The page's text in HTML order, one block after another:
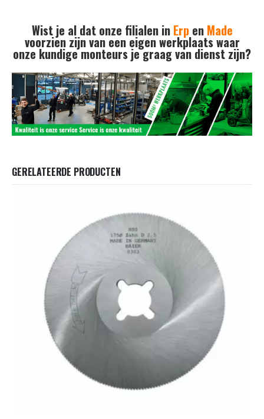
Wist je al dat onze filialen in Erpen Made
voorzien zijn van een eigen werkplaats waar
onze kundige monteurs je graag van dienst zijn?
GERELATEERDE PRODUCTEN